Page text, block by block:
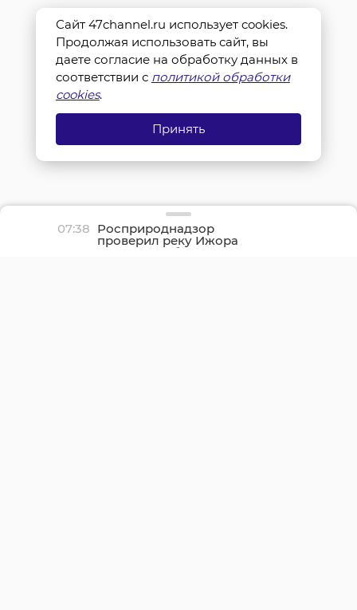
07:38 Росприроднадзор
проверил реку Ижора
после жалоб жителей
Сайт 47channel.ru использует cookies.
Продолжая использовать сайт, вы
даете согласие на обработку данных в
соответствии с политикой обработки
cookies.
Принять